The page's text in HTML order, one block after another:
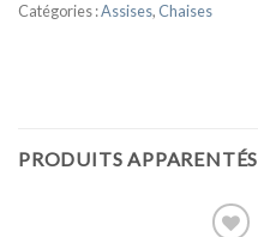
Catégories :Assises, Chaises
PRODUITS APPARENTÉS